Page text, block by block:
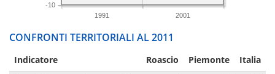
1991 2001
-10
CONFRONTI TERRITORIALI AL 2011
Indicatore Roascio Piemonte Italia